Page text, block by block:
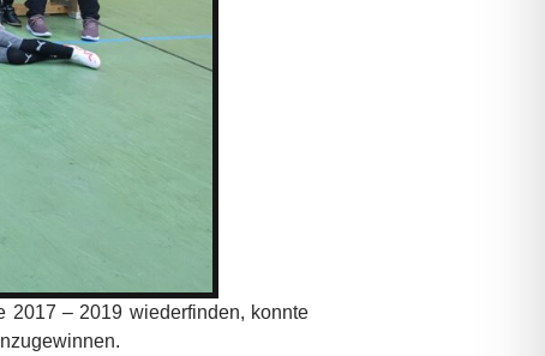
2017 – 2019 wiederfinden, konnte